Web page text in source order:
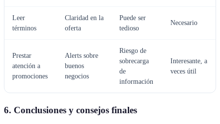
Leer
términos
Claridad en la
oferta
Puede ser
tedioso
Necesario
Prestar
atención a
promociones
Alerts sobre
buenos
negocios
Riesgo de
sobrecarga
de
información
Interesante, a
veces útil
6. Conclusiones y consejos finales